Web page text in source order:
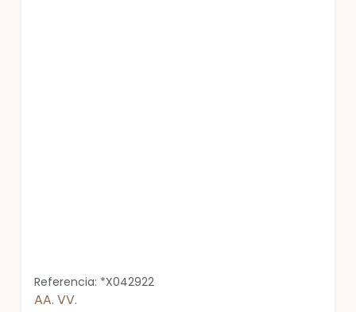
Referencia: *X042922
AA. VV.